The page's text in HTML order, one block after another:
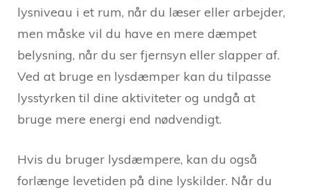
lysniveau i et rum, når du læser eller arbejder,
men måske vil du have en mere dæmpet
belysning, når du ser fjernsyn eller slapper af.
Ved at bruge en lysdæmper kan du tilpasse
lysstyrken til dine aktiviteter og undgå at
bruge mere energi end nødvendigt.
Hvis du bruger lysdæmpere, kan du også
forlænge levetiden på dine lyskilder. Når du